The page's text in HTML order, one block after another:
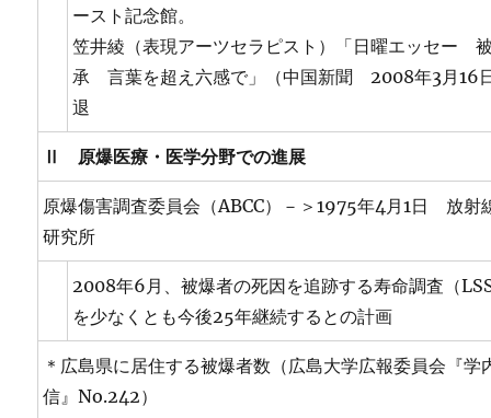
ースト記念館。
笠井綾（表現アーツセラピスト）「日曜エッセー
承 言葉を超え六感で」（中国新聞 2008年3月16
退
Ⅱ 原爆医療・医学分野での進展
原爆傷害調査委員会（ABCC）－＞1975年4月1日 放射
研究所
2008年6月、被爆者の死因を追跡する寿命調査（
を少なくとも今後25年継続するとの計画
＊広島県に居住する被爆者数（広島大学広報委員会『学
信』No.242）